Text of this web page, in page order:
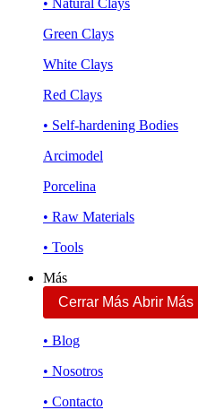
• Natural Clays
Green Clays
White Clays
Red Clays
• Self-hardening Bodies
Arcimodel
Porcelina
• Raw Materials
• Tools
Más
Cerrar Más Abrir Más
• Blog
• Nosotros
• Contacto